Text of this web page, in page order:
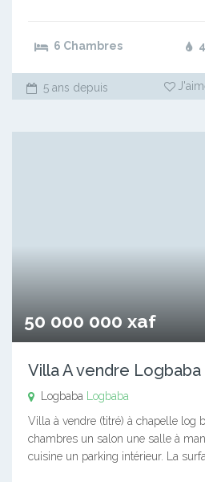
6 Chambres
5 ans depuis
50 000 000 xaf
Villa A vendre Logbaba
Logbaba
Logbaba
Villa à vendre (titré) à chapelle log
chambres un salon une salle à
cuisine un parking intérieur. La